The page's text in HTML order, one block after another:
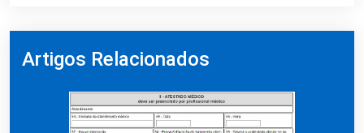
Artigos Relacionados